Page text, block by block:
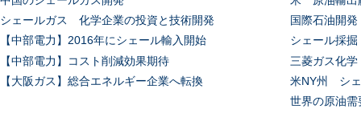
シェールガス 化学企業の投資と技術開発
【中部電力】2016年にシェール輸入開始
【中部電力】コスト削減効果期待
【大阪ガス】総合エネルギー企業へ転換
国際石油開
シェール採
三菱ガス化
米NY州 シェ
世界の原油